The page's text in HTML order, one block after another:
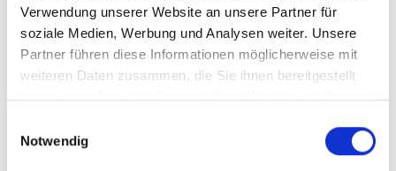
Verwendung unserer Website an unsere Partner für
soziale Medien, Werbung und Analysen weiter. Unsere
Partner führen diese Informationen möglicherweise mit
weiteren Daten zusammen, die Sie ihnen bereitgestellt
haben oder die sie im Rahmen Ihrer Nutzung der Dienste
Notwendig